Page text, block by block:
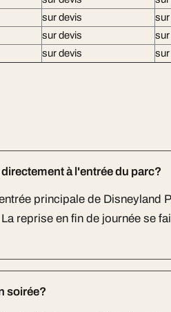
sur devis
sur
sur devis
sur
sur devis sur
à l'entrée du parc?
principale de Disneyland
reprise en fin de journée se
soirée?